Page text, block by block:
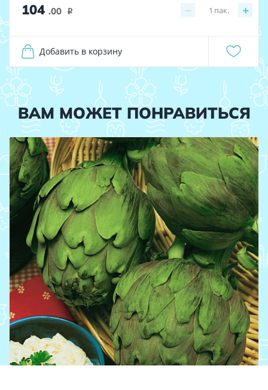
104 .00 i − +
1 пак.
Добавить в корзину
ВАМ МОЖЕТ ПОНРАВИТЬСЯ